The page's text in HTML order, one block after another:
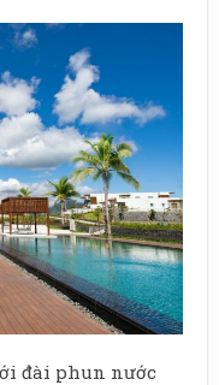
đài phun nước